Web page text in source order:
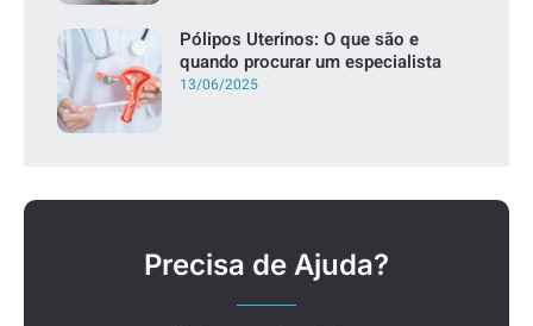
Pólipos Uterinos: O que são e
quando procurar um especialista
13/06/2025
Precisa de Ajuda?